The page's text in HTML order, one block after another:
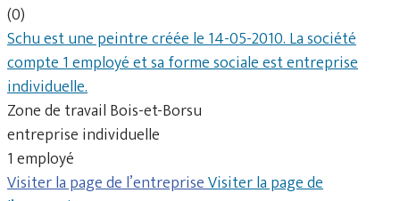
(0)
Schu est une peintre créée le 14-05-2010. La société
compte 1 employé et sa forme sociale est entreprise
individuelle.
Zone de travail Bois-et-Borsu
entreprise individuelle
1 employé
Visiter la page de l’entrepriseVisiter la page de